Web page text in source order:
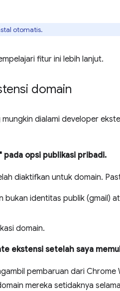
otomatis.
fitur ini lebih lanjut.
domain
dialami developer
pada opsi publikasi pribadi.
diaktifkan untuk domain.
identitas publik (gmail)
domain.
ekstensi setelah saya
pembaruan dari Chrome
mereka setidaknya